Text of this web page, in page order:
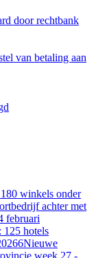
door rechtbank
van betaling aan
winkels onder
achter met
februari
125 hotels
6Nieuwe
week 27 -